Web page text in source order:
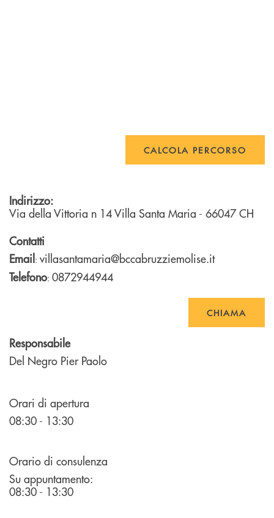
CALCOLA PERCORSO
Indirizzo:
Via della Vittoria n 14Villa Santa Maria - 66047CH
Contatti
Email: villasantamaria@bccabruzziemolise.it
Telefono: 0872944944
CHIAMA
Responsabile
Del Negro Pier Paolo
Orari di apertura
08:30 - 13:30
Orario di consulenza
Su appuntamento:
08:30 - 13:30